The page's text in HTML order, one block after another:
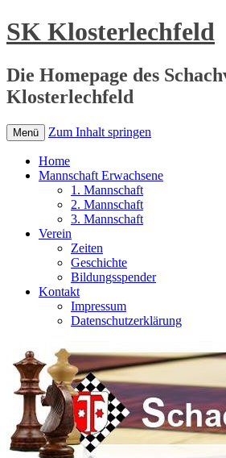
SK Klosterlechfeld
Die Homepage des
Klosterlechfeld
Menü Zum Inhalt springen
Home
Mannschaft Erwachsene
1. Mannschaft
2. Mannschaft
3. Mannschaft
Verein
Zeiten
Geschichte
Bildungsspender
Kontakt
Impressum
Datenschutzerklärung